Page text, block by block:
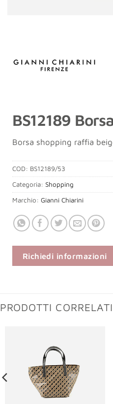
BS12189
Borsa shopping raffia
COD: BS12189/53
Categoria: Shopping
Marchio: Gianni Chiarini
Richiedi informazioni
PRODOTTI CORRELATI